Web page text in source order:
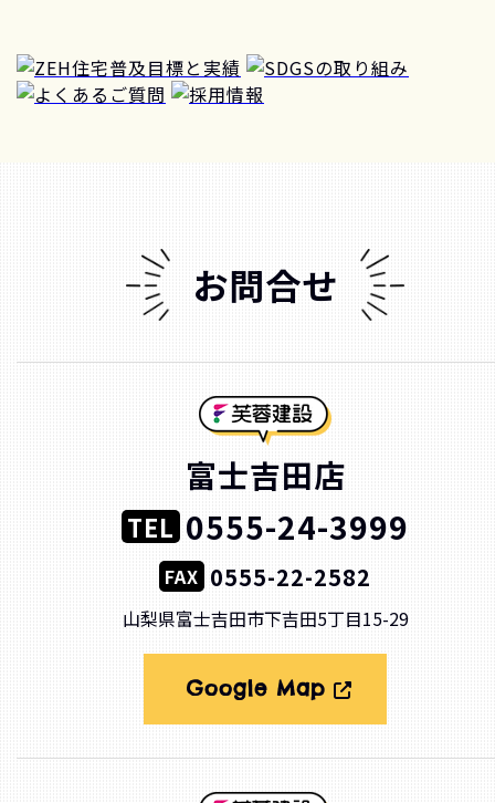
お問合せ
富士吉田店
TEL 0555-24-3999
FAX 0555-22-2582
山梨県富士吉田市下吉田5丁目15-29
Google Map